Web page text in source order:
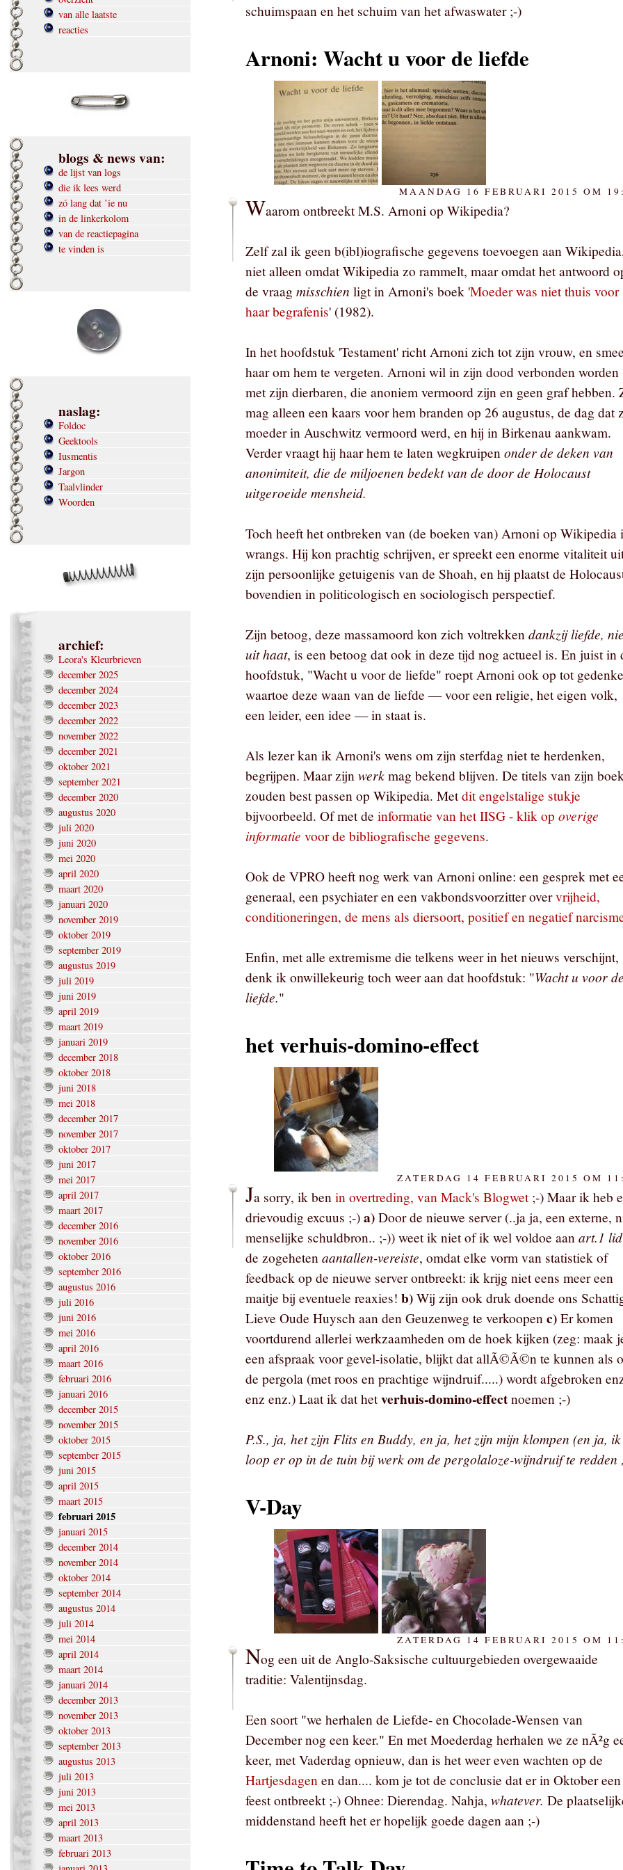
van alle laatste
reacties
blogs & news van:
de lijst van logs
die ik lees werd
zó lang dat ’ie nu
in de linkerkolom
van de reactiepagina
te vinden is
naslag:
Foldoc
Geektools
Iusmentis
Jargon
Taalvlinder
Woorden
archief:
Leora's Kleurbrieven
december 2025
december 2024
december 2023
december 2022
november 2022
december 2021
oktober 2021
september 2021
december 2020
augustus 2020
juli 2020
juni 2020
mei 2020
april 2020
maart 2020
januari 2020
november 2019
oktober 2019
september 2019
augustus 2019
juli 2019
juni 2019
april 2019
maart 2019
januari 2019
december 2018
oktober 2018
juni 2018
mei 2018
december 2017
november 2017
oktober 2017
juni 2017
mei 2017
april 2017
maart 2017
december 2016
november 2016
oktober 2016
september 2016
augustus 2016
juli 2016
juni 2016
mei 2016
april 2016
maart 2016
februari 2016
januari 2016
december 2015
november 2015
oktober 2015
september 2015
juni 2015
april 2015
maart 2015
februari 2015
januari 2015
december 2014
november 2014
oktober 2014
september 2014
augustus 2014
juli 2014
mei 2014
april 2014
maart 2014
januari 2014
december 2013
november 2013
oktober 2013
september 2013
augustus 2013
juli 2013
juni 2013
mei 2013
april 2013
maart 2013
februari 2013
schuimspaan en het schuim van het afwaswater ;-)
Arnoni: Wacht u voor de liefde
MAANDAG 16 FEBRUARI 2015 OM
Waarom ontbreekt M.S. Arnoni op Wikipedia?
Zelf zal ik geen b(ibl)iografische gegevens toevoegen aan
niet alleen omdat Wikipedia zo rammelt, maar omdat het antwoord
de vraag misschien ligt in Arnoni's boek 'Moeder was niet thuis voor
haar begrafenis' (1982).
In het hoofdstuk 'Testament' richt Arnoni zich tot zijn vrouw, en
haar om hem te vergeten. Arnoni wil in zijn dood verbonden worden
met zijn dierbaren, die anoniem vermoord zijn en geen graf hebben.
mag alleen een kaars voor hem branden op 26 augustus, de dag dat
moeder in Auschwitz vermoord werd, en hij in Birkenau aankwam.
Verder vraagt hij haar hem te laten wegkruipen onder de deken van
anonimiteit, die de miljoenen bedekt van de door de Holocaust
uitgeroeide mensheid.
Toch heeft het ontbreken van (de boeken van) Arnoni op Wikipedia
wrangs. Hij kon prachtig schrijven, er spreekt een enorme vitaliteit
zijn persoonlijke getuigenis van de Shoah, en hij plaatst de
bovendien in politicologisch en sociologisch perspectief.
Zijn betoog, deze massamoord kon zich voltrekken dankzij liefde,
uit haat, is een betoog dat ook in deze tijd nog actueel is. En juist in
hoofdstuk, "Wacht u voor de liefde" roept Arnoni ook op tot
waartoe deze waan van de liefde — voor een religie, het eigen volk,
een leider, een idee — in staat is.
Als lezer kan ik Arnoni's wens om zijn sterfdag niet te herdenken,
begrijpen. Maar zijn werk mag bekend blijven. De titels van zijn
zouden best passen op Wikipedia. Metdit engelstalige stukje
bijvoorbeeld. Of met de informatie van het IISG - klik op overige
informatie voor de bibliografische gegevens.
Ook de VPRO heeft nog werk van Arnoni online: een gesprek met
generaal, een psychiater en een vakbondsvoorzitter overvrijheid,
conditioneringen, de mens als diersoort, positief en negatief
Enfin, met alle extremisme die telkens weer in het nieuws verschijnt,
denk ik onwillekeurig toch weer aan dat hoofdstuk: "Wacht u voor de
liefde."
het verhuis-domino-effect
ZATERDAG 14 FEBRUARI 2015 OM
Ja sorry, ik ben in overtreding, van Mack's Blogwet;-) Maar ik heb
drievoudig excuus ;-) a) Door de nieuwe server (..ja ja, een externe,
menselijke schuldbron.. ;-)) weet ik niet of ik wel voldoe aan art.1
de zogeheten aantallen-vereiste, omdat elke vorm van statistiek of
feedback op de nieuwe server ontbreekt: ik krijg niet eens meer een
maitje bij eventuele reaxies! b) Wij zijn ook druk doende ons
Lieve Oude Huysch aan den Geuzenweg te verkoopen c) Er komen
voortdurend allerlei werkzaamheden om de hoek kijken (zeg: maak
een afspraak voor gevel-isolatie, blijkt dat allÃ©Ã©n te kunnen als
de pergola (met roos en prachtige wijndruif.....) wordt afgebroken
enz enz.) Laat ik dat hetverhuis-domino-effectnoemen ;-)
P.S., ja, het zijn Flits en Buddy, en ja, het zijn mijn klompen (en ja, ik
loop er op in de tuin bij werk om de pergolaloze-wijndruif te redden
V-Day
ZATERDAG 14 FEBRUARI 2015 OM
Nog een uit de Anglo-Saksische cultuurgebieden overgewaaide
traditie: Valentijnsdag.
Een soort "we herhalen de Liefde- en Chocolade-Wensen van
December nog een keer." En met Moederdag herhalen we ze nÃ²g
keer, met Vaderdag opnieuw, dan is het weer even wachten op de
Hartjesdagen en dan.... kom je tot de conclusie dat er in Oktober een
feest ontbreekt ;-) Ohnee: Dierendag. Nahja, whatever. De
middenstand heeft het er hopelijk goede dagen aan ;-)